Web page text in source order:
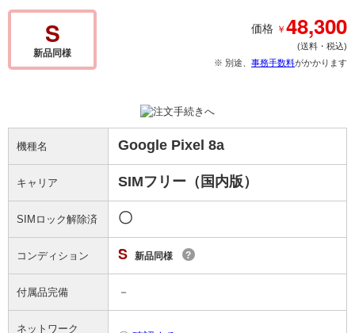
S
新品同様
価格 ￥48,300
(送料・税込)
※ 別途、 事務手数料がかかります
機種名 Google Pixel 8a
キャリア SIMフリー（国内版）
SIMロック解除済 〇
コンディション S 新品同様 ?
付属品完備 －
ネットワーク